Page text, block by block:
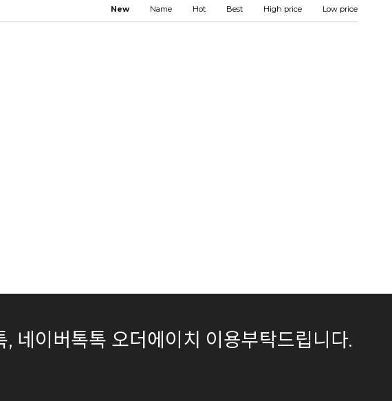
New Name Hot Best High price Low price
이버톡톡 오더에이치 이용부탁드립니다.